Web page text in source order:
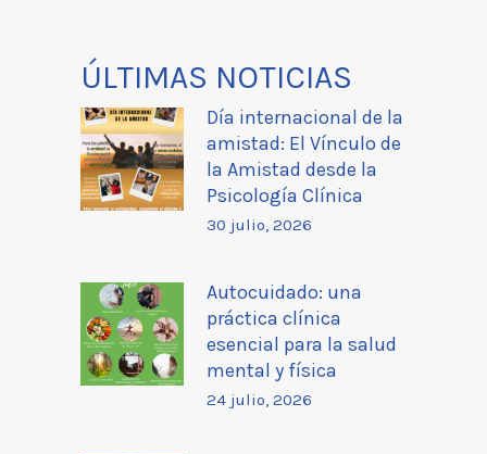
ÚLTIMAS NOTICIAS
Día internacional de la
amistad: El Vínculo de
la Amistad desde la
Psicología Clínica
30 julio, 2026
Autocuidado: una
práctica clínica
esencial para la salud
mental y física
24 julio, 2026